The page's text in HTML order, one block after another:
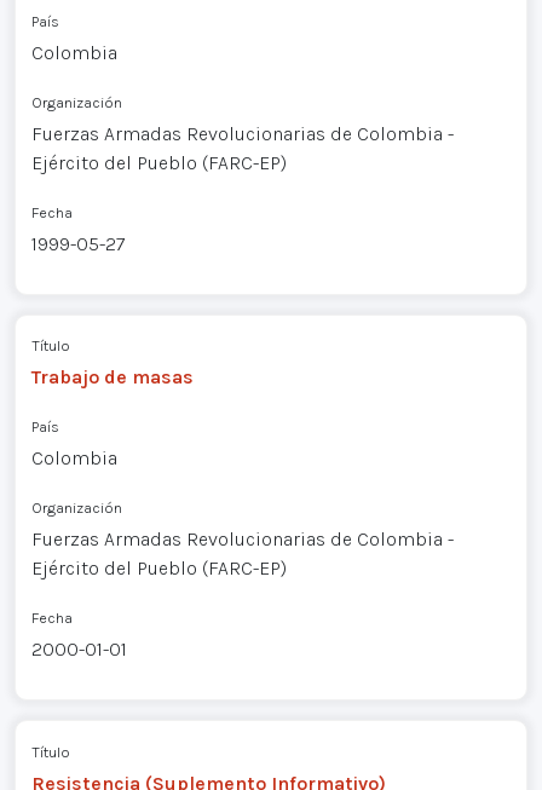
País
Colombia
Organización
Fuerzas Armadas Revolucionarias de Colombia -
Ejército del Pueblo (FARC-EP)
Fecha
1999-05-27
Título
Trabajo de masas
País
Colombia
Organización
Fuerzas Armadas Revolucionarias de Colombia -
Ejército del Pueblo (FARC-EP)
Fecha
2000-01-01
Título
Resistencia (Suplemento Informativo)